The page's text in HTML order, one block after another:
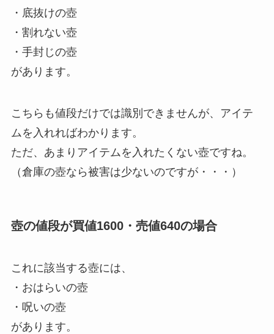
・底抜けの壺
・割れない壺
・手封じの壺
があります。
こちらも値段だけでは識別できませんが、アイテ
ムを入れればわかります。
ただ、あまりアイテムを入れたくない壺ですね。
（倉庫の壺なら被害は少ないのですが・・・）
壺の値段が買値1600・売値640の場合
これに該当する壺には、
・おはらいの壺
・呪いの壺
があります。